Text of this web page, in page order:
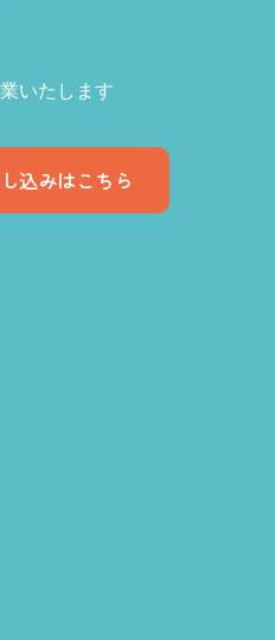
いたします
込みはこちら